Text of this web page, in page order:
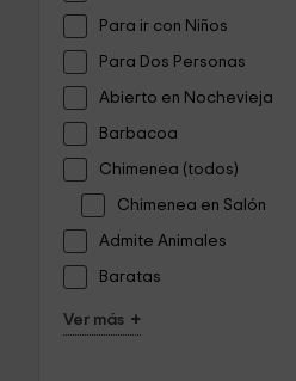
Para ir con Niños
Para Dos Personas
Abierto en Nochevieja
Barbacoa
Chimenea (todos)
Chimenea en Salón
Admite Animales
Baratas
Ver más +